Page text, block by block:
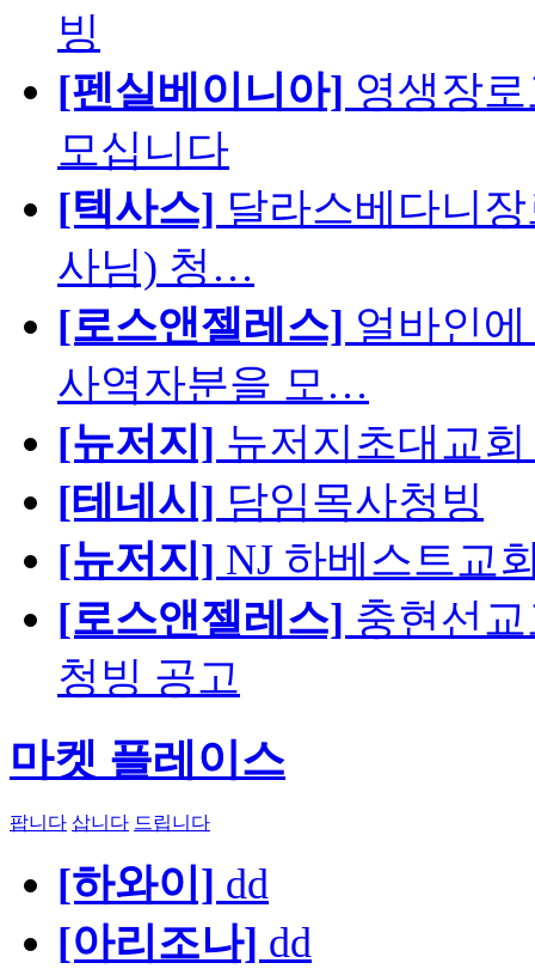
빙
[펜실베이니아] 영생장
모십니다
[텍사스] 달라스베다니
사님) 청…
[로스앤젤레스] 얼바인
사역자분을 모…
[뉴저지] 뉴저지초대교
[테네시] 담임목사청빙
[뉴저지] NJ 하베스트교
[로스앤젤레스] 충현선
청빙 공고
마켓 플레이스
팝니다 삽니다 드립니다
[하와이] dd
[아리조나] dd